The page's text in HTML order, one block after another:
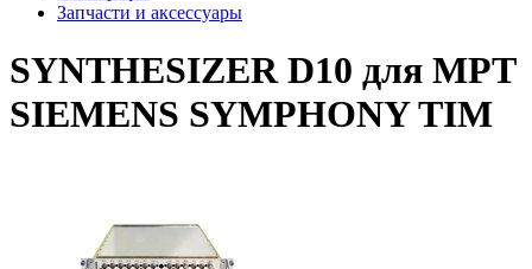
Запчасти и аксессуары
SYNTHESIZER D10 для МРТ
SIEMENS SYMPHONY TIM